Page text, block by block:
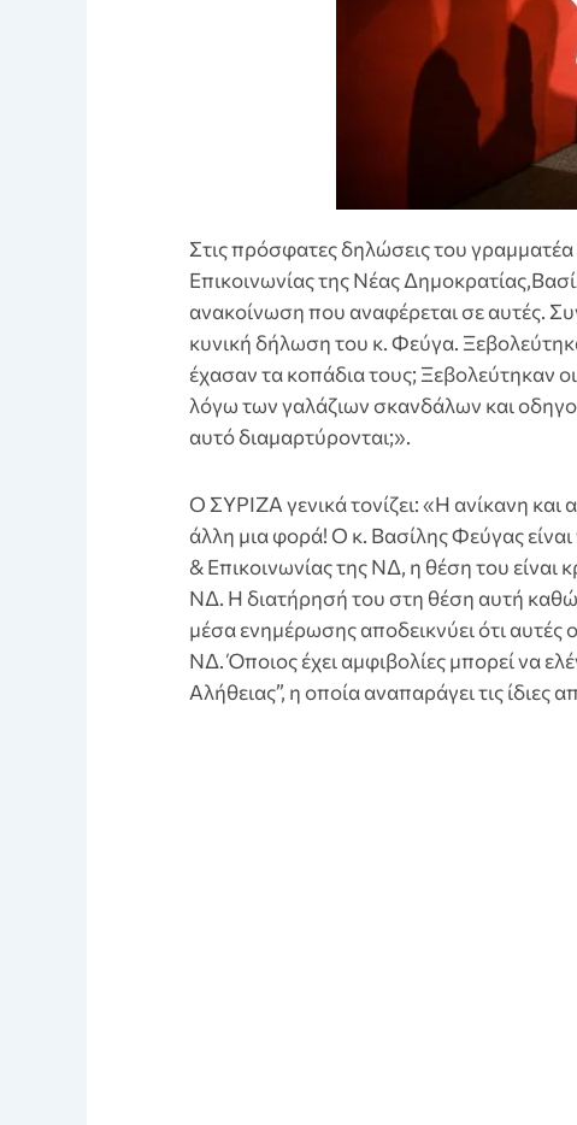
Στις πρόσφατες δηλώσεις του
Επικοινωνίας της Νέας
ανακοίνωση που αναφέρεται σε αυτές.
κυνική δήλωση του κ. Φεύγα.
έχασαν τα κοπάδια τους; Ξεβολεύτηκαν
λόγω των γαλάζιων σκανδάλων και
αυτό διαμαρτύρονται;».
Ο ΣΥΡΙΖΑ γενικά τονίζει: «Η ανίκανη
άλλη μια φορά! Ο κ. Βασίλης Φεύγας
& Επικοινωνίας της ΝΔ, η θέση του είναι
ΝΔ. Η διατήρησή του στη θέση αυτή
μέσα ενημέρωσης αποδεικνύει ότι
ΝΔ. Όποιος έχει αμφιβολίες μπορεί να
Αλήθειας”, η οποία αναπαράγει τις ίδιες